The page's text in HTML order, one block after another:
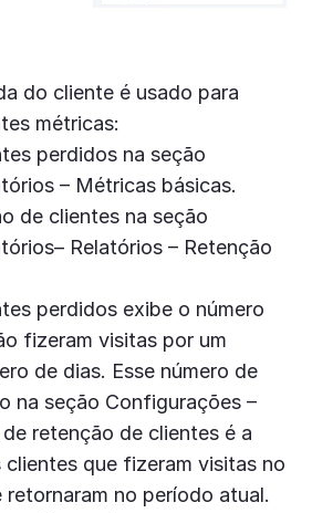
do cliente é usado para
métricas:
perdidos na seção
– Métricas básicas.
de clientes na seção
Relatórios – Retenção
perdidos exibe o número
fizeram visitas por um
de dias. Esse número de
na seção Configurações –
retenção de clientes é a
que fizeram visitas no
no período atual.